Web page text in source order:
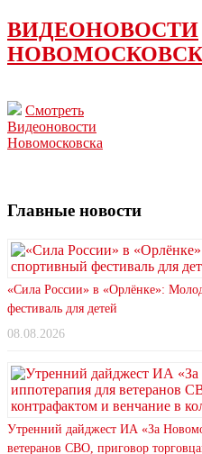
ВИДЕОНОВОСТИ
Смотреть
Видеоновости
Новомосковска
Главные новости
«Сила России» в «Орлёнке»:
фестиваль для детей
08.08.2026
Утренний дайджест ИА «За
ветеранов СВО, приговор